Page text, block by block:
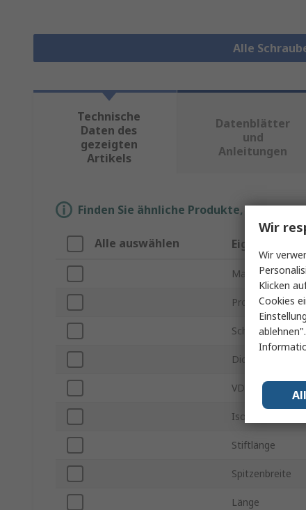
Alle
Technische
Daten des
gezeigten
Artikels
Datenblätter
und
Anleitungen
Finden Sie ähnliche Produkte, indem
Alle auswählen Eigenschaft
Marke
Produkt Typ
Dicke der Klinge
VDE 1000V
Isoliert/nicht
Stiftlänge
Spitzenbreite
Länge
Wir
Wir
Klicken
Cookies